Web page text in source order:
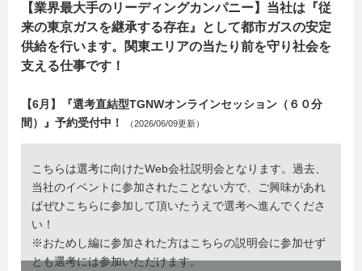
【業界最大手のリーディングカンパニー】当社は『従
来の東京ガスを継承する存在』として都市ガスの安定
供給を行います。関東エリアの当たり前を守り社会を
支える仕事です！
【6月】『選考直結型TGNWオンラインセッション（６０分
間）』予約受付中！
（2026/06/09更新）
こちらは選考に向けたWeb会社説明会となります。過去、
当社のイベントに参加されたことない方で、ご興味があれ
ばぜひこちらに参加して頂いたうえで選考へ進んでくださ
い！
※おためし編に参加された方はこちらの説明会に参加せず
とも選考には参加いただけます。